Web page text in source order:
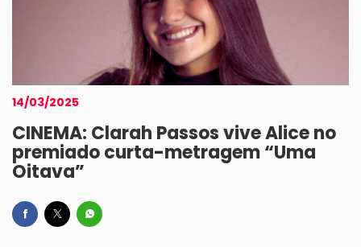
14/03/2025
CINEMA: Clarah Passos vive Alice no
premiado curta-metragem “Uma
Oitava”